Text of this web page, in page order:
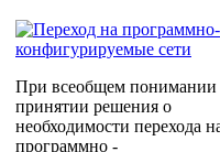
При всеобщем понимании
принятии решения о
необходимости перехода
программно -